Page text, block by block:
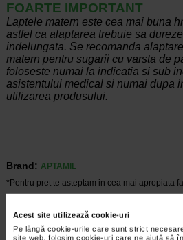
Acest site utilizează cookie-uri
Pe lângă cookie-urile care sunt strict
site web, folosim cookie-uri care ne ajută să
FOARTE IMPORTANT
Laptele matern este cea mai buna
astfel ca alaptarea trebuie sa
indelungata. Se recomanda
matern pentru sugarii cu varsta de
foloseste numai la indicatia si sub
asistentului medical si numai dupa
utilizarea produsului.
Brand: APTAMIL
*Pentru pret te asteptam in cea mai apropiata
VEZI PRODUSE DIN ACEEASI